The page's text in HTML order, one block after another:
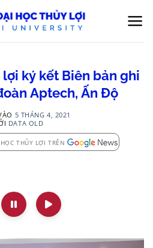
ký kết Biên bản ghi
Aptech, Ấn Độ
5 THÁNG 4, 2021
DATA OLD
THỦY LỢI TRÊN